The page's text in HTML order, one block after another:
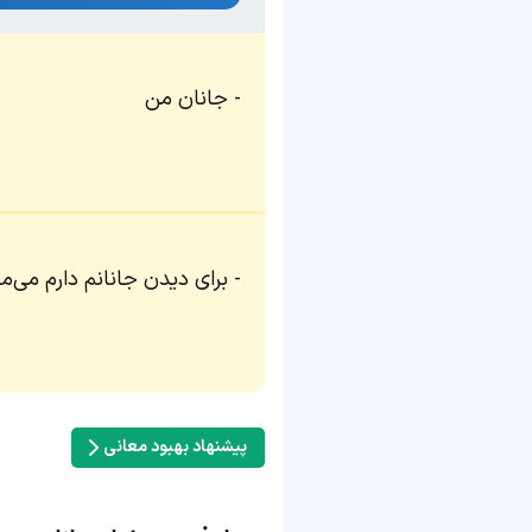
جانان من
برای دیدن جانانم دارم
پیشنهاد بهبود معانی